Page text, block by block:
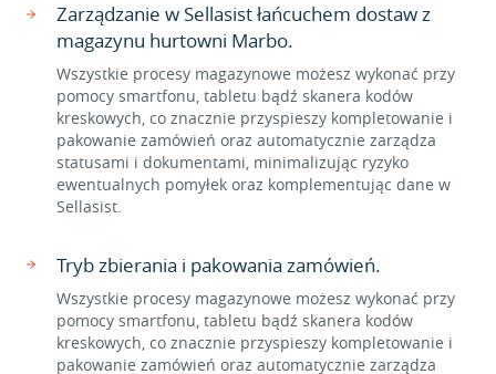
Zarządzanie w Sellasist łańcuchem dostaw z
magazynu hurtowni Marbo.
Wszystkie procesy magazynowe możesz wykonać przy
pomocy smartfonu, tabletu bądź skanera kodów
kreskowych, co znacznie przyspieszy kompletowanie i
pakowanie zamówień oraz automatycznie zarządza
statusami i dokumentami, minimalizując ryzyko
ewentualnych pomyłek oraz komplementując dane w
Sellasist.
Tryb zbierania i pakowania zamówień.
Wszystkie procesy magazynowe możesz wykonać przy
pomocy smartfonu, tabletu bądź skanera kodów
kreskowych, co znacznie przyspieszy kompletowanie i
pakowanie zamówień oraz automatycznie zarządza